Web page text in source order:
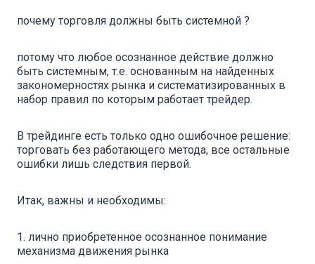
почему торговля должны быть системной ?
потому что любое осознанное действие должно
быть системным, т.е. основанным на найденных
закономерностях рынка и систематизированных в
набор правил по которым работает трейдер.
В трейдинге есть только одно ошибочное решение:
торговать без работающего метода, все остальные
ошибки лишь следствия первой.
Итак, важны и необходимы:
1. лично приобретенное осознанное понимание
механизма движения рынка